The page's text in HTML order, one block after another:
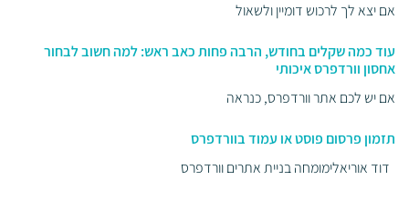
אם יצא לך לרכוש דומיין ולשאול
עוד כמה שקלים בחודש, הרבה פחות כאב ראש: למה חשוב לבחור
אחסון וורדפרס איכותי
אם יש לכם אתר וורדפרס, כנראה
תזמון פרסום פוסט או עמוד בוורדפרס
דוד אוריאלימומחה בניית אתרים וורדפרס